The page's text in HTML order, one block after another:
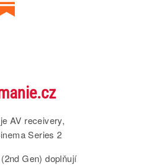
AV receivery,
Series 2
Gen) doplňují